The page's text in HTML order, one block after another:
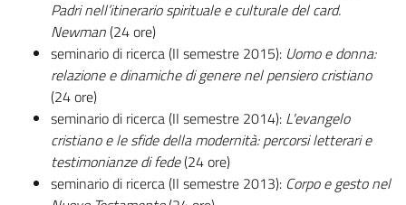
Padri nell’itinerario spirituale e culturale del card.
Newman(24 ore)
seminario di ricerca (II semestre 2015): Uomo e donna:
relazione e dinamiche di genere nel pensiero cristiano
(24 ore)
seminario di ricerca (II semestre 2014): L'evangelo
cristiano e le sfide della modernità: percorsi letterari e
testimonianze di fede(24 ore)
seminario di ricerca (II semestre 2013): Corpo e gesto nel